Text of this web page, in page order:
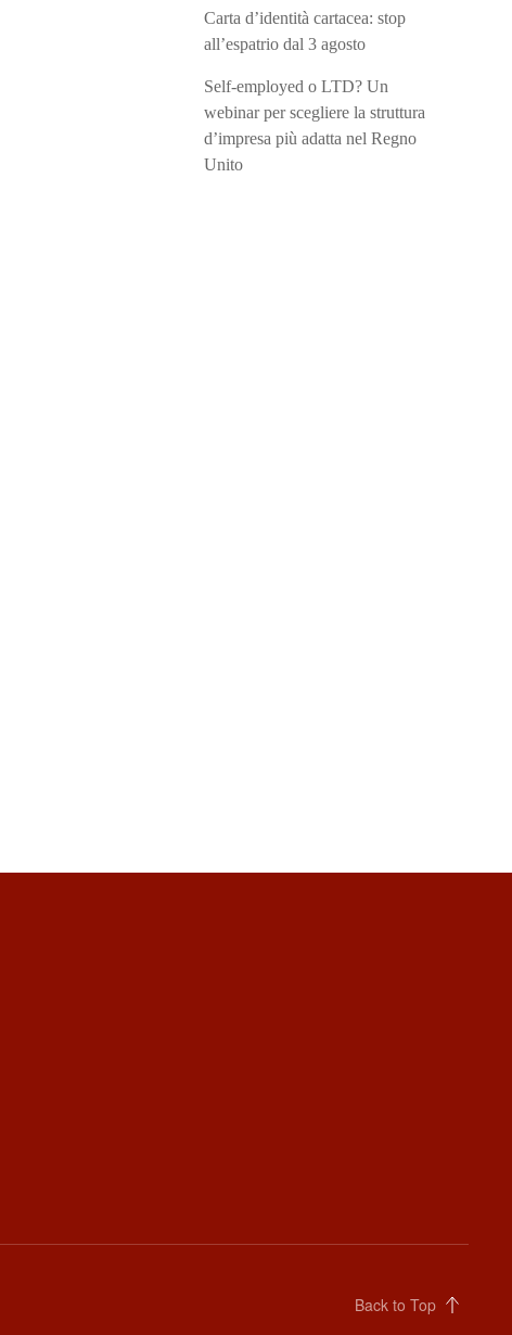
Carta d’identità cartacea: stop
all’espatrio dal 3 agosto
Self-employed o LTD? Un
webinar per scegliere la struttura
d’impresa più adatta nel Regno
Unito
Back to Top